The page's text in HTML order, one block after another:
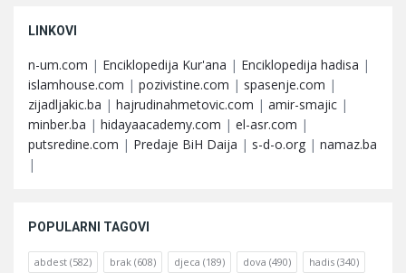
LINKOVI
n-um.com | Enciklopedija Kur'ana | Enciklopedija hadisa |
islamhouse.com | pozivistine.com | spasenje.com |
zijadljakic.ba | hajrudinahmetovic.com | amir-smajic |
minber.ba | hidayaacademy.com | el-asr.com |
putsredine.com | Predaje BiH Daija | s-d-o.org | namaz.ba
|
POPULARNI TAGOVI
abdest (582) brak (608) djeca (189) dova (490) hadis (340)